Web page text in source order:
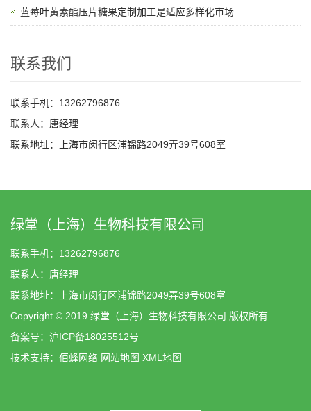
联系我们
联系手机：13262796876
联系人：唐经理
联系地址：上海市闵行区浦锦路2049弄39号608室
绿堂（上海）生物科技有限公司
联系手机：13262796876
联系人：唐经理
联系地址：上海市闵行区浦锦路2049弄39号608室
Copyright © 2019 绿堂（上海）生物科技有限公司 版权所有
备案号： 沪ICP备18025512号
技术支持： 佰蜂网络 网站地图 XML地图